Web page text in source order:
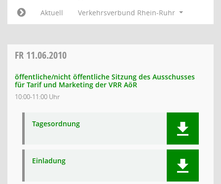
Aktuell
Verkehrsverbund Rhein-Ruhr
FR 11.06.2010
öffentliche/nicht öffentliche Sitzung des Ausschusses
für Tarif und Marketing der VRR AöR
10:00-11:00 Uhr
Tagesordnung
Einladung